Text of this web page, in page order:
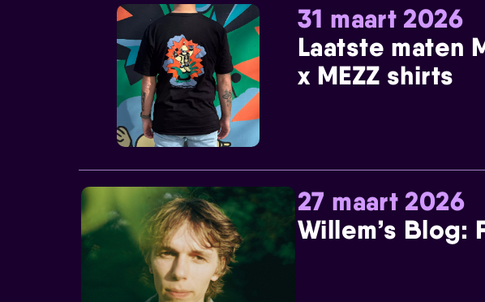
31 maart 2026
Laatste maten
x MEZZ shirts
27 maart 2026
Willem’s Blog: